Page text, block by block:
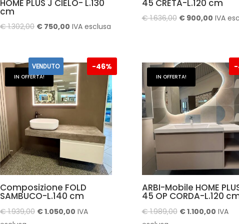
HOME PLUS J CIELO- L.130
cm
€1.302,00 Il
era:
€ 1.302,00.
€750,00Il
è:
€ 750,00.
IVA esclusa
45 CRETA-L.120 cm
€1.636,00 Il
€ 1.636,00.
€900,00Il
€
IVA
IN OFFERTA!
-46%
VENDUTO
Composizione FOLD
SAMBUCO-L.140 cm
€1.939,00 Il€1.050,00IlIVA
IN OFFERTA!
-
ARBI-Mobile HOME
45 OP CORDA-L.120
€1.989,00 Il€1.100,00IlIVA